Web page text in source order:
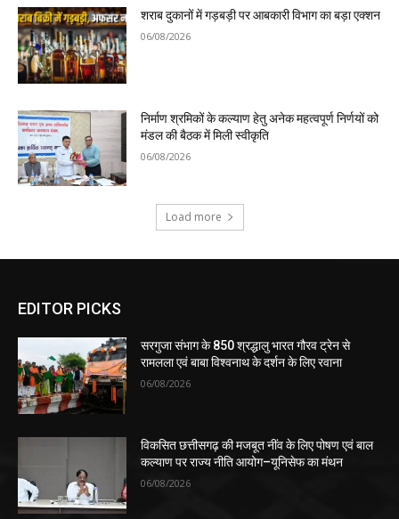
शराब दुकानों में गड़बड़ी पर आबकारी विभाग का बड़ा एक्शन
06/08/2026
निर्माण श्रमिकों के कल्याण हेतु अनेक महत्वपूर्ण निर्णयों को
मंडल की बैठक में मिली स्वीकृति
06/08/2026
Load more
EDITOR PICKS
सरगुजा संभाग के 850 श्रद्धालु भारत गौरव ट्रेन से
रामलला एवं बाबा विश्वनाथ के दर्शन के लिए रवाना
06/08/2026
विकसित छत्तीसगढ़ की मजबूत नींव के लिए पोषण एवं बाल
कल्याण पर राज्य नीति आयोग–यूनिसेफ का मंथन
06/08/2026